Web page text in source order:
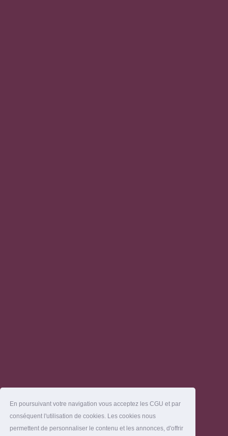
En poursuivant votre navigation vous acceptez les CGU et par
conséquent l'utilisation de cookies. Les cookies nous
permettent de personnaliser le contenu et les annonces, d'offrir